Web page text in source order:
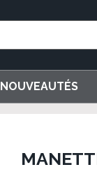
NOUVEAUTÉS